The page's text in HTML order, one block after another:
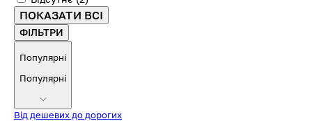
ПОКАЗАТИ ВСІ
ФІЛЬТРИ
Популярні
Популярні
Від дешевих до дорогих